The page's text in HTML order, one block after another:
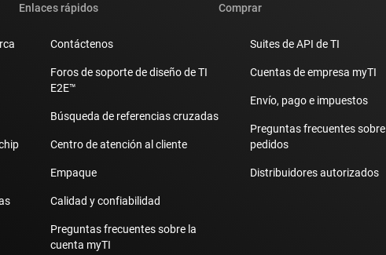
Enlaces rápidos
Contáctenos
Foros de soporte de diseño de TI
E2E™
Búsqueda de referencias cruzadas
Centro de atención al cliente
Empaque
Calidad y confiabilidad
Preguntas frecuentes sobre la
cuenta myTI
Comprar
Suites de API de TI
Cuentas de empresa myTI
Envío, pago e impuestos
Preguntas frecuentes sobre
pedidos
Distribuidores autorizados